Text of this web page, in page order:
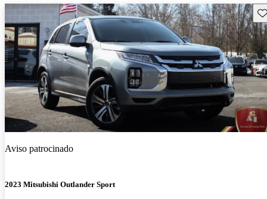
Aviso patrocinado
2023 Mitsubishi Outlander Sport